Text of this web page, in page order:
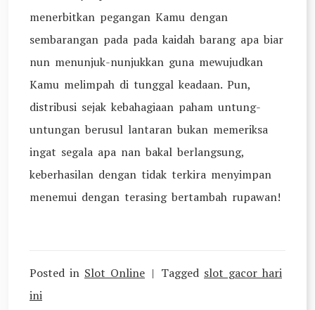
menerbitkan pegangan Kamu dengan
sembarangan pada pada kaidah barang apa biar
nun menunjuk-nunjukkan guna mewujudkan
Kamu melimpah di tunggal keadaan. Pun,
distribusi sejak kebahagiaan paham untung-
untungan berusul lantaran bukan memeriksa
ingat segala apa nan bakal berlangsung,
keberhasilan dengan tidak terkira menyimpan
menemui dengan terasing bertambah rupawan!
Posted in Slot Online Tagged slot gacor hari
ini